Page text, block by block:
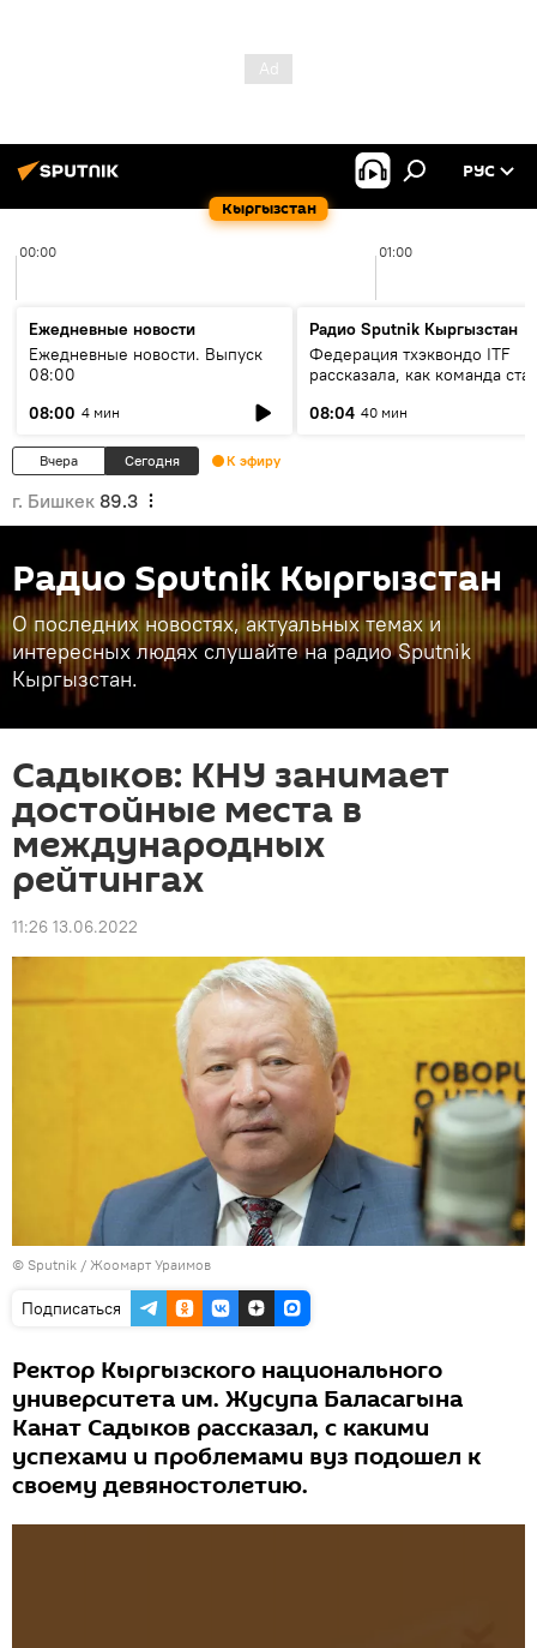
Кыргызстан
РУС
00:00 01:00
Ежедневные новости
Ежедневные новости. Выпуск
08:00
08:00 4 мин
Радио Sputnik Кыргызстан
Федерация тхэквондо ITF
рассказала, как команда
08:04 40 мин
Вчера Сегодня К эфиру
г. Бишкек 89.3
Радио Sputnik Кыргызстан
О последних новостях, актуальных темах и
интересных людях слушайте на радио Sputnik
Кыргызстан.
Садыков: КНУ занимает
достойные места в
международных
рейтингах
11:26 13.06.2022
© Sputnik / Жоомарт Ураимов
Подписаться
Ректор Кыргызского национального
университета им. Жусупа Баласагына
Канат Садыков рассказал, с какими
успехами и проблемами вуз подошел к
своему девяностолетию.